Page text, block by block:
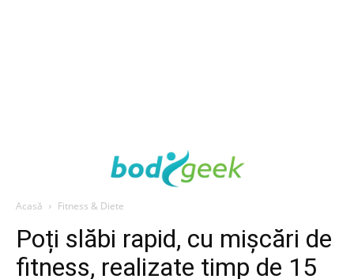
Acasă Fitness & Diete
Poți slăbi rapid, cu mișcări de
fitness, realizate timp de 15